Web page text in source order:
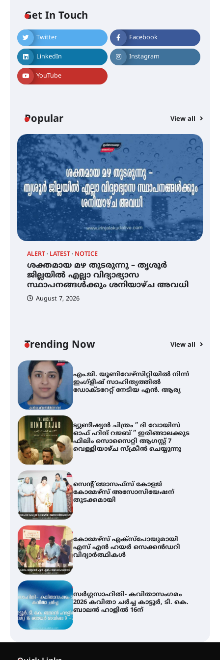
Get In Touch
Twitter Facebook
LinkedIn Instagram
YouTube
Popular View all
ALERT LATEST NOTICE
ശക്തമായ മഴ തുടരുന്നു – തൃശൂർ
ജില്ലയിൽ എല്ലാ വിദ്യാഭ്യാസ
സ്ഥാപനങ്ങൾക്കും ശനിയാഴ്ച അവധി
August 7, 2026
Trending Now View all
എം.ജി. യൂണിവേഴ്‌സിറ്റിയിൽ നിന്ന്
ഇംഗ്ളീഷ് സാഹിത്യത്തിൽ
ഡോക്ടറേറ്റ് നേടിയ എൻ. ആര്യ
വെള്ളിയാഴ്ച സ്‌ക്രീൻ ചെയ്യുന്നു
സെന്റ് ജോസഫ്സ് കോളജ്
കോമേഴ്‌സ് അസോസിയേഷന്
തുടക്കമായി
കോമേഴ്സ് എക്സ്പോയുമായി
എസ് എൻ ഹയർ സെക്കൻഡറി
വിദ്യാർത്ഥികൾ
സർഗ്ഗസാഹിതി- കവിതാസംഗമം
2026 കവിതാ ചർച്ച കാട്ടൂർ, ടി. കെ.
ബാലൻ ഹാളിൽ 16ന്
അവധി
എം.ജി. യൂണിവേഴ്‌സിറ്റിയിൽ നിന്ന്
ഇംഗ്ളീഷ് സാഹിത്യത്തിൽ
ഡോക്ടറേറ്റ് നേടിയ എൻ. ആര്യ
ട്യുണീഷ്യൻ ചിത്രം ” ദി വോയിസ്
ഓഫ് ഹിന്ദ് റജബ് ” ഇരിങ്ങാലക്കുട
ഫിലിം സൊസൈറ്റി ആഗസ്റ്റ് 7
വെള്ളിയാഴ്ച സ്‌ക്രീൻ ചെയ്യുന്നു
സെന്റ് ജോസഫ്സ് കോളജ്
കോമേഴ്‌സ് അസോസിയേഷന്
തുടക്കമായി
കോമേഴ്സ് എക്സ്പോയുമായി
എസ് എൻ ഹയർ സെക്കൻഡറി
വിദ്യാർത്ഥികൾ
സർഗ്ഗസാഹിതി- കവിതാസംഗമം
2026 കവിതാ ചർച്ച കാട്ടൂർ, ടി. കെ.
ബാലൻ ഹാളിൽ 16ന്